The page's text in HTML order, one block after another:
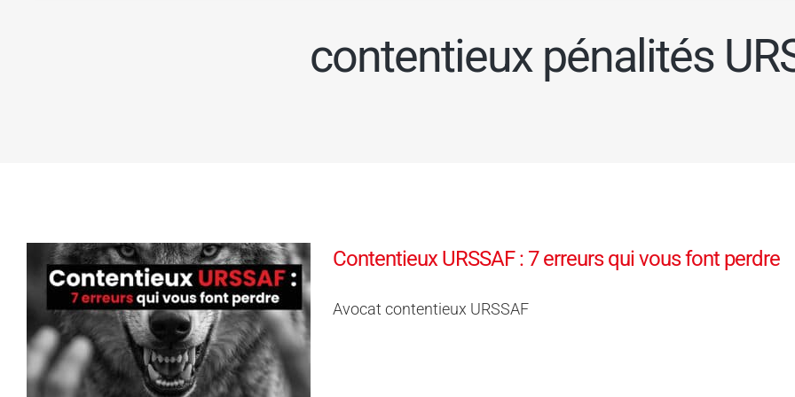
contentieux pénalités
Contentieux URSSAF : 7 erreurs qui vous font perdre
Avocat contentieux URSSAF